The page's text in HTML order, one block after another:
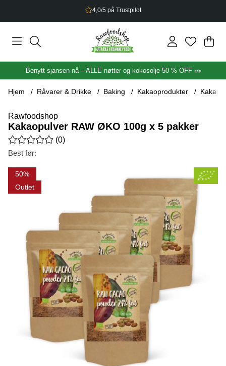
2,5% bonus på alt du handler
.
Benytt sjansen nå – ALLE nøtter og kokosolje 50 % OFF 🥜
Hjem Råvarer & Drikke Baking Kakaoprodukter
Rawfoodshop
Kakaopulver RAW ØKO 100g x 5 pakker
Gjennomsnittlig rangering 0 av 5 Antall vurderinger 0
(0)
Best før:
50
Outlet
Produktbilder Kakaopulver RAW ØKO 100g x 5 pakker